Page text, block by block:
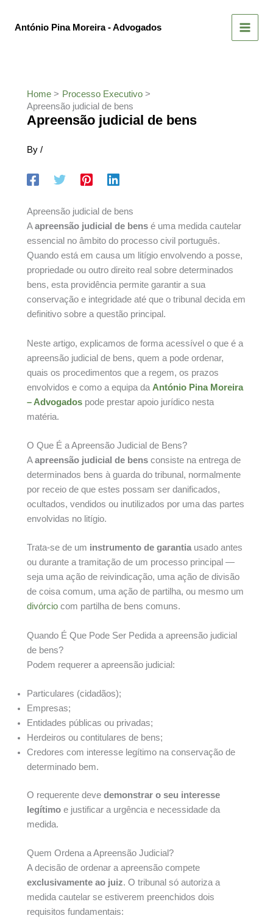
António Pina Moreira - Advogados
Home
Processo Executivo
Apreensão judicial de bens
Apreensão judicial de bens
By /
Apreensão judicial de bens
Aapreensão judicial de bens é uma medida cautelar
essencial no âmbito do processo civil português.
Quando está em causa um litígio envolvendo a posse,
propriedade ou outro direito real sobre determinados
bens, esta providência permite garantir a sua
conservação e integridade até que o tribunal decida em
definitivo sobre a questão principal.
Neste artigo, explicamos de forma acessível o que é a
apreensão judicial de bens, quem a pode ordenar,
quais os procedimentos que a regem, os prazos
envolvidos e como a equipa da António Pina Moreira
– Advogados pode prestar apoio jurídico nesta
matéria.
O Que É a Apreensão Judicial de Bens?
Aapreensão judicial de bens consiste na entrega de
determinados bens à guarda do tribunal, normalmente
por receio de que estes possam ser danificados,
ocultados, vendidos ou inutilizados por uma das partes
envolvidas no litígio.
Trata-se de um instrumento de garantiausado antes
ou durante a tramitação de um processo principal —
seja uma ação de reivindicação, uma ação de divisão
de coisa comum, uma ação de partilha, ou mesmo um
divórcio com partilha de bens comuns.
Quando É Que Pode Ser Pedida a apreensão judicial
de bens?
Podem requerer a apreensão judicial:
Particulares (cidadãos);
Empresas;
Entidades públicas ou privadas;
Herdeiros ou contitulares de bens;
Credores com interesse legítimo na conservação de
determinado bem.
O requerente deve demonstrar o seu interesse
legítimo e justificar a urgência e necessidade da
medida.
Quem Ordena a Apreensão Judicial?
A decisão de ordenar a apreensão compete
exclusivamente ao juiz. O tribunal só autoriza a
medida cautelar se estiverem preenchidos dois
requisitos fundamentais: